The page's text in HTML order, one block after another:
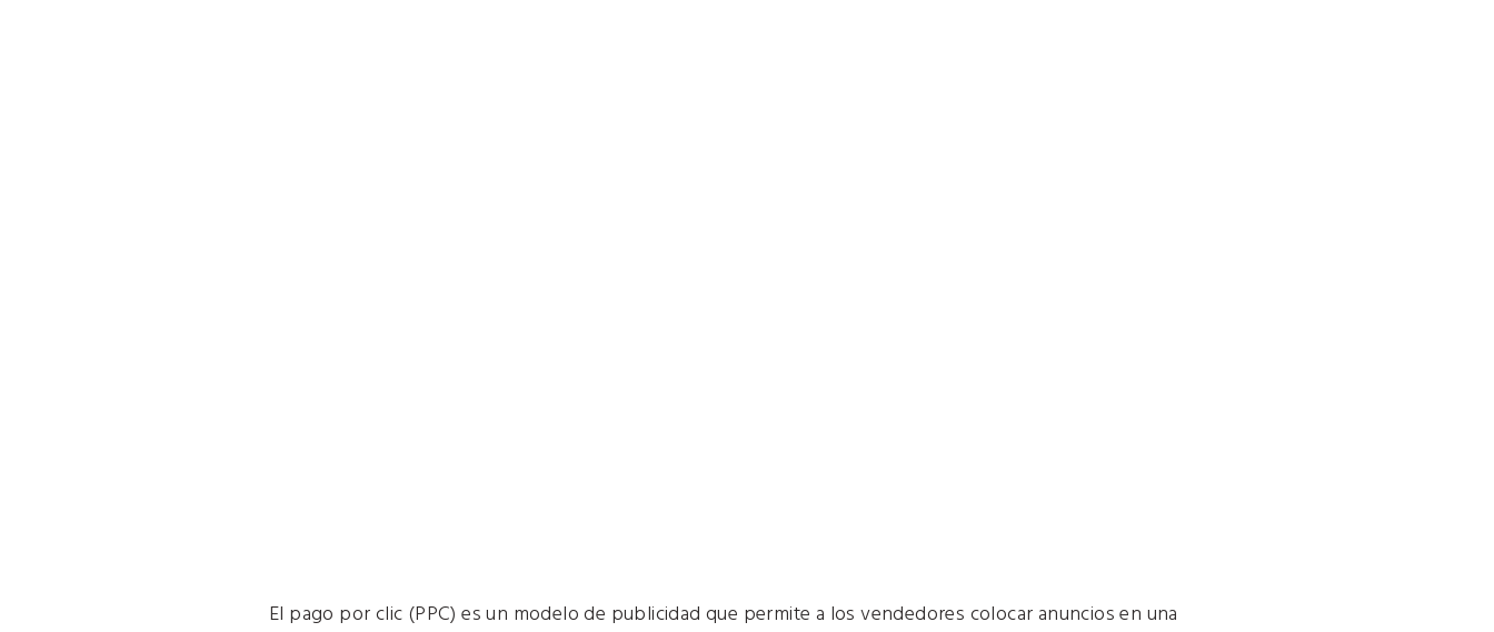
El pago por clic (PPC) es un modelo de publicidad que permite a los vendedores colocar anuncios en una